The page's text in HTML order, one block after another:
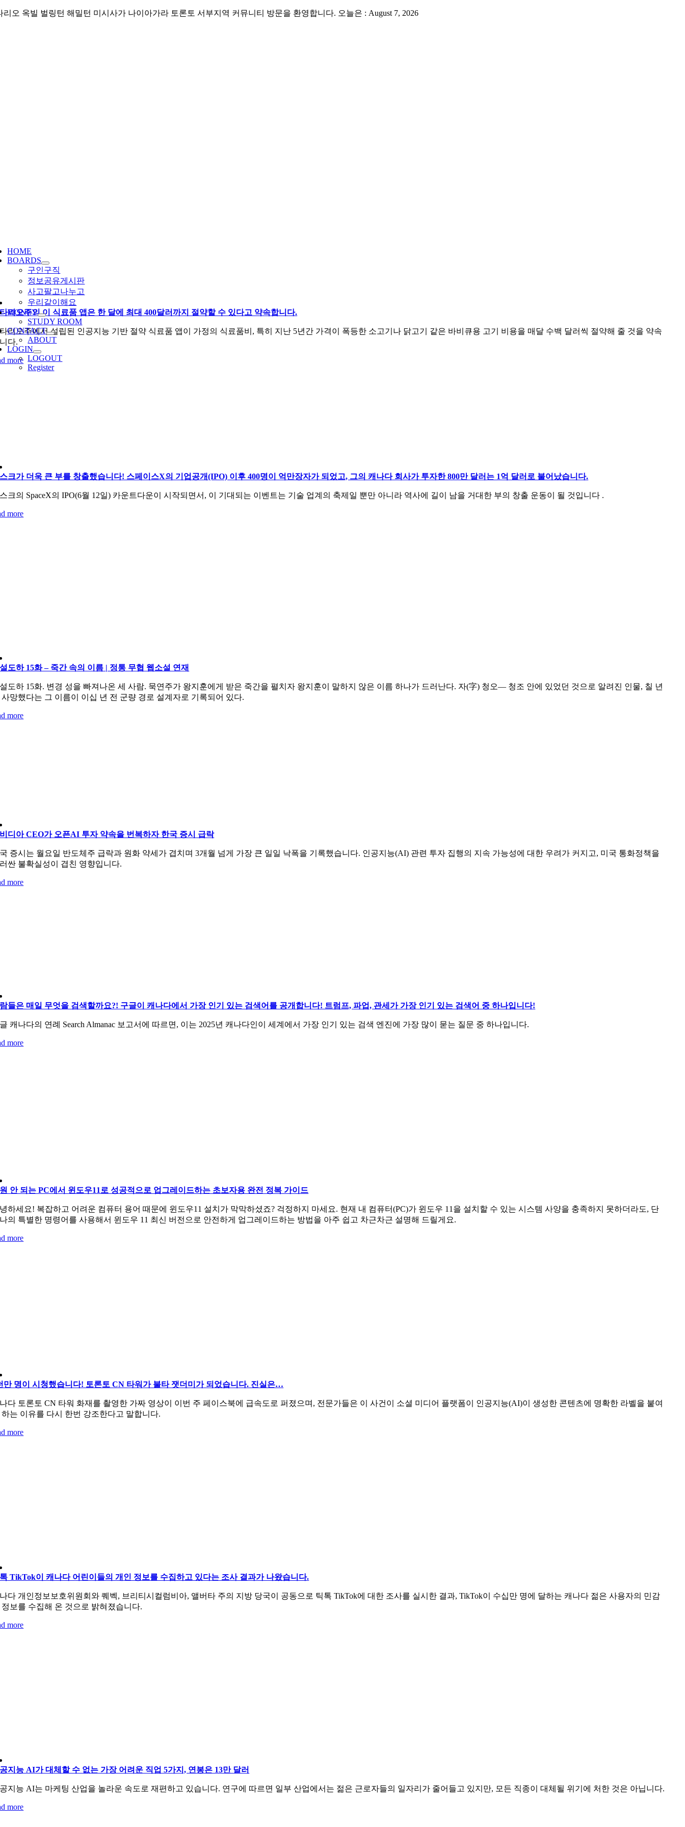
Skip
리오 옥빌 벌링턴 해밀턴 미시사가 나이아가라 토론토 서부지역 커뮤니티 방문을 환영합니다. 오늘은 : August 7, 2026
HOME
BOARDS
구인구직
정보공유게시판
사고팔고나누고
우리같이해요
MONEY
STUDY ROOM
CONTACT
ABOUT
LOGIN
LOGOUT
Register
리오주의 이 식료품 앱은 한 달에 최대 400달러까지 절약할 수 있다고 약속합니다.
리오주에서 설립된 인공지능 기반 절약 식료품 앱이 가정의 식료품비, 특히 지난 5년간 가격이 폭등한 소고기나 닭고기 같은 바비큐용 고기 비용을 매달 수백 달러씩 절약해 줄 것을 약속
다.
more
크가 더욱 큰 부를 창출했습니다! 스페이스X의 기업공개(IPO) 이후 400명이 억만장자가 되었고, 그의 캐나다 회사가 투자한 800만 달러는 1억 달러로 불어났습니다.
크의 SpaceX의 IPO(6월 12일) 카운트다운이 시작되면서, 이 기대되는 이벤트는 기술 업계의 축제일 뿐만 아니라 역사에 길이 남을 거대한 부의 창출 운동이 될 것입니다 .
more
도하 15화 – 죽간 속의 이름 | 정통 무협 웹소설 연재
도하 15화. 변경 성을 빠져나온 세 사람. 묵연주가 왕지훈에게 받은 죽간을 펼치자 왕지훈이 말하지 않은 이름 하나가 드러난다. 자(字) 청오— 청조 안에 있었던 것으로 알려진 인물, 칠 년
사망했다는 그 이름이 이십 년 전 군량 경로 설계자로 기록되어 있다.
more
디아 CEO가 오픈AI 투자 약속을 번복하자 한국 증시 급락
증시는 월요일 반도체주 급락과 원화 약세가 겹치며 3개월 넘게 가장 큰 일일 낙폭을 기록했습니다. 인공지능(AI) 관련 투자 집행의 지속 가능성에 대한 우려가 커지고, 미국 통화정책을
싼 불확실성이 겹친 영향입니다.
more
들은 매일 무엇을 검색할까요?! 구글이 캐나다에서 가장 인기 있는 검색어를 공개합니다! 트럼프, 파업, 관세가 가장 인기 있는 검색어 중 하나입니다!
캐나다의 연례 Search Almanac 보고서에 따르면, 이는 2025년 캐나다인이 세계에서 가장 인기 있는 검색 엔진에 가장 많이 묻는 질문 중 하나입니다.
more
안 되는 PC에서 윈도우11로 성공적으로 업그레이드하는 초보자용 완전 정복 가이드
하세요! 복잡하고 어려운 컴퓨터 용어 때문에 윈도우11 설치가 막막하셨죠? 걱정하지 마세요. 현재 내 컴퓨터(PC)가 윈도우 11을 설치할 수 있는 시스템 사양을 충족하지 못하더라도, 단
의 특별한 명령어를 사용해서 윈도우 11 최신 버전으로 안전하게 업그레이드하는 방법을 아주 쉽고 차근차근 설명해 드릴게요.
more
만 명이 시청했습니다! 토론토 CN 타워가 불타 잿더미가 되었습니다. 진실은…
다 토론토 CN 타워 화재를 촬영한 가짜 영상이 이번 주 페이스북에 급속도로 퍼졌으며, 전문가들은 이 사건이 소셜 미디어 플랫폼이 인공지능(AI)이 생성한 콘텐츠에 명확한 라벨을 붙여
하는 이유를 다시 한번 강조한다고 말합니다.
more
TikTok이 캐나다 어린이들의 개인 정보를 수집하고 있다는 조사 결과가 나왔습니다.
다 개인정보보호위원회와 퀘벡, 브리티시컬럼비아, 앨버타 주의 지방 당국이 공동으로 틱톡 TikTok에 대한 조사를 실시한 결과, TikTok이 수십만 명에 달하는 캐나다 젊은 사용자의 민감
정보를 수집해 온 것으로 밝혀졌습니다.
more
지능 AI가 대체할 수 없는 가장 어려운 직업 5가지, 연봉은 13만 달러
지능 AI는 마케팅 산업을 놀라운 속도로 재편하고 있습니다. 연구에 따르면 일부 산업에서는 젊은 근로자들의 일자리가 줄어들고 있지만, 모든 직종이 대체될 위기에 처한 것은 아닙니다.
more